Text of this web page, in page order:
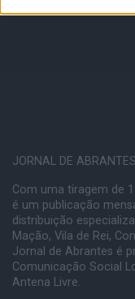
JORNAL DE
Com uma tiragem de
é um publicação
distribuição
Mação, Vila de Rei,
Jornal de Abrantes é
Comunicação Social
Antena Livre.